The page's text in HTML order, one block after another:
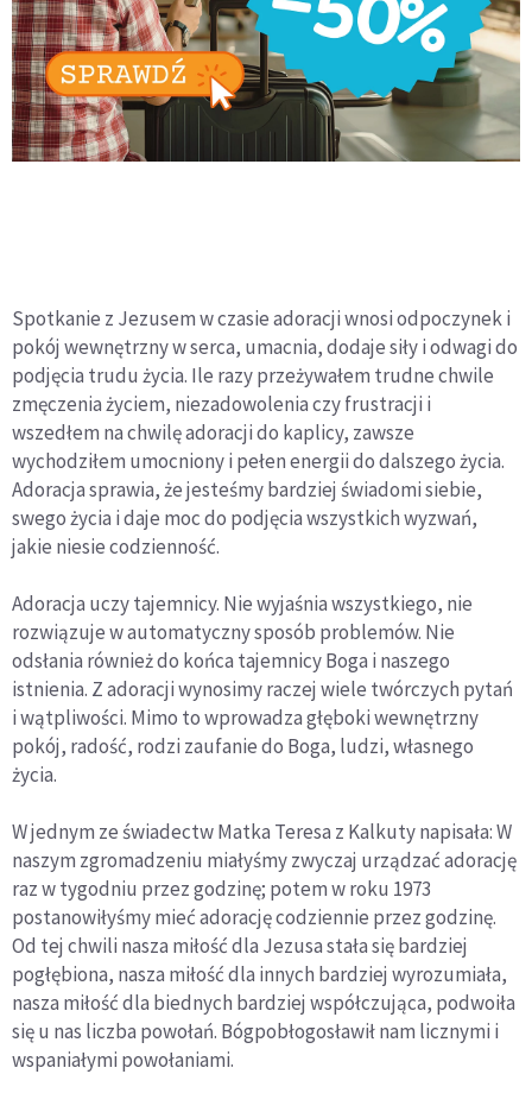
Spotkanie z Jezusem w czasie adoracji wnosi odpoczynek i
pokój wewnętrzny w serca, umacnia, dodaje siły i odwagi do
podjęcia trudu życia. Ile razy przeżywałem trudne chwile
zmęczenia życiem, niezadowolenia czy frustracji i
wszedłem na chwilę adoracji do kaplicy, zawsze
wychodziłem umocniony i pełen energii do dalszego życia.
Adoracja sprawia, że jesteśmy bardziej świadomi siebie,
swego życia i daje moc do podjęcia wszystkich wyzwań,
jakie niesie codzienność.
Adoracja uczy tajemnicy. Nie wyjaśnia wszystkiego, nie
rozwiązuje w automatyczny sposób problemów. Nie
odsłania również do końca tajemnicy Boga i naszego
istnienia. Z adoracji wynosimy raczej wiele twórczych pytań
i wątpliwości. Mimo to wprowadza głęboki wewnętrzny
pokój, radość, rodzi zaufanie do Boga, ludzi, własnego
życia.
W jednym ze świadectw Matka Teresa z Kalkuty napisała:W
naszym zgromadzeniu miałyśmy zwyczaj urządzać adorację
raz w tygodniu przez godzinę; potem w roku 1973
postanowiłyśmy mieć adorację codziennie przez godzinę.
Od tej chwili nasza miłość dla Jezusa stała się bardziej
pogłębiona, nasza miłość dla innych bardziej wyrozumiała,
nasza miłość dla biednych bardziej współczująca, podwoiła
się u nas liczba powołań. Bógpobłogosławił nam licznymi i
wspaniałymi powołaniami.